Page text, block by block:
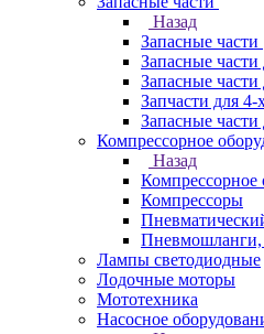
Назад
Запасные части
Запасные части
Запасные части
Запчасти для 4-
Запасные части
Компрессорное
Назад
Компрессорное
Компрессоры
Пневмошланги,
Лампы светодиодные
Лодочные моторы
Мототехника
Насосное